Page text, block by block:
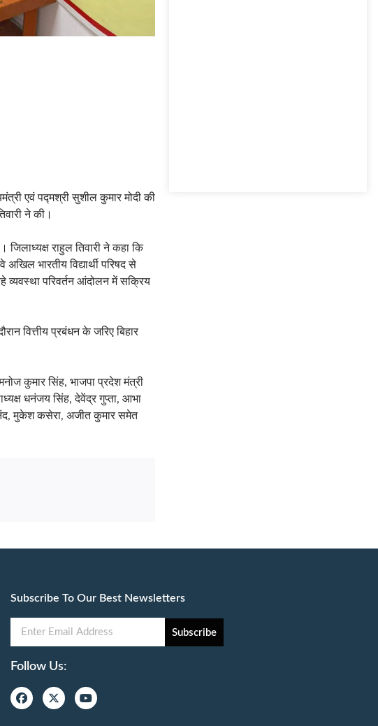
एवं पद्मश्री सुशील कुमार मोदी की
ने की।
राहुल तिवारी ने कहा कि
भारतीय विद्यार्थी परिषद से
परिवर्तन आंदोलन में सक्रिय
वित्तीय प्रबंधन के जरिए बिहार
कुमार सिंह, भाजपा प्रदेश मंत्री
धनंजय सिंह, देवेंद्र गुप्ता, आभा
मुकेश कसेरा, अजीत कुमार समेत
Subscribe To Our Best Newsletters
Subscribe
Follow Us: